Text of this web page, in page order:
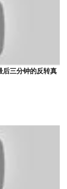
后三分钟的反转真